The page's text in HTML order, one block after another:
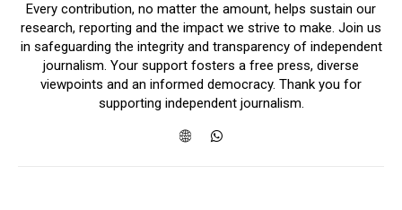
Every contribution, no matter the amount, helps sustain our
research, reporting and the impact we strive to make. Join us
in safeguarding the integrity and transparency of independent
journalism. Your support fosters a free press, diverse
viewpoints and an informed democracy. Thank you for
supporting independent journalism.